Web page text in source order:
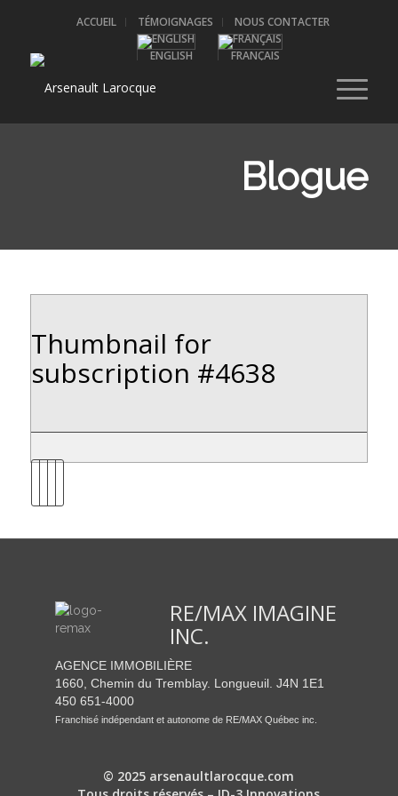
ACCUEIL TÉMOIGNAGES NOUS CONTACTER
ENGLISH FRANÇAIS
Blogue
Thumbnail for
subscription #4638
RE/MAX IMAGINE
INC.
AGENCE IMMOBILIÈRE
1660, Chemin du Tremblay. Longueuil. J4N 1E1
450 651-4000
Franchisé indépendant et autonome de RE/MAX Québec inc.
© 2025 arsenaultlarocque.com